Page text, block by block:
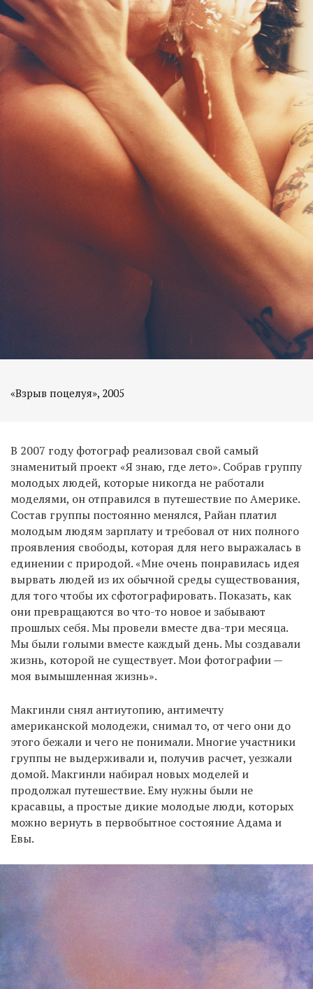
«Взрыв поцелуя», 2005
В 2007 году фотограф реализовал свой самый
знаменитый проект «Я знаю, где лето». Собрав группу
молодых людей, которые никогда не работали
моделями, он отправился в путешествие по Америке.
Состав группы постоянно менялся, Райан платил
молодым людям зарплату и требовал от них полного
проявления свободы, которая для него выражалась в
единении с природой. «Мне очень понравилась идея
вырвать людей из их обычной среды существования,
для того чтобы их сфотографировать. Показать, как
они превращаются во что-то новое и забывают
прошлых себя. Мы провели вместе два-три месяца.
Мы были голыми вместе каждый день. Мы создавали
жизнь, которой не существует. Мои фотографии —
моя вымышленная жизнь».
Макгинли снял антиутопию, антимечту
американской молодежи, снимал то, от чего они до
этого бежали и чего не понимали. Многие участники
группы не выдерживали и, получив расчет, уезжали
домой. Макгинли набирал новых моделей и
продолжал путешествие. Ему нужны были не
красавцы, а простые дикие молодые люди, которых
можно вернуть в первобытное состояние Адама и
Евы.